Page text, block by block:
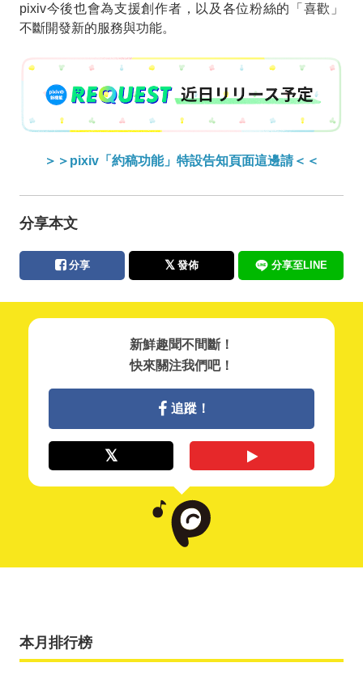
pixiv今後也會為支援創作者，以及各位粉絲的「喜歡」
不斷開發新的服務與功能。
＞＞pixiv「約稿功能」特設告知頁面這邊請＜＜
分享本文
分享 發佈 分享至LINE
新鮮趣聞不間斷！
快來關注我們吧！
追蹤！
本月排行榜